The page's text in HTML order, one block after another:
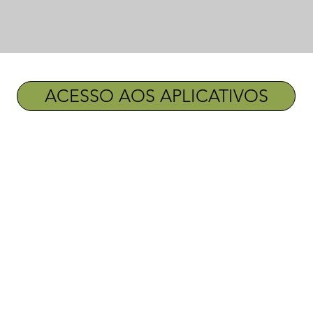
ACESSO AOS APLICATIVOS